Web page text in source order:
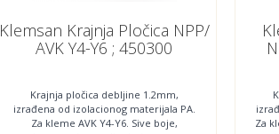
Klemsan Krajnja Pločica NPP/
AVK Y4-Y6 ; 450300
Krajnja pločica debljine 1.2mm,
izrađena od izolacionog materijala PA.
Za kleme AVK Y4-Y6. Sive boje,
Za